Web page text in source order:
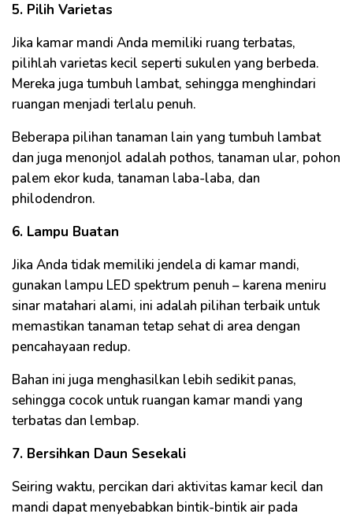
5. Pilih Varietas
Jika kamar mandi Anda memiliki ruang terbatas,
pilihlah varietas kecil seperti sukulen yang berbeda.
Mereka juga tumbuh lambat, sehingga menghindari
ruangan menjadi terlalu penuh.
Beberapa pilihan tanaman lain yang tumbuh lambat
dan juga menonjol adalah pothos, tanaman ular, pohon
palem ekor kuda, tanaman laba-laba, dan
philodendron.
6. Lampu Buatan
Jika Anda tidak memiliki jendela di kamar mandi,
gunakan lampu LED spektrum penuh – karena meniru
sinar matahari alami, ini adalah pilihan terbaik untuk
memastikan tanaman tetap sehat di area dengan
pencahayaan redup.
Bahan ini juga menghasilkan lebih sedikit panas,
sehingga cocok untuk ruangan kamar mandi yang
terbatas dan lembap.
7. Bersihkan Daun Sesekali
Seiring waktu, percikan dari aktivitas kamar kecil dan
mandi dapat menyebabkan bintik-bintik air pada